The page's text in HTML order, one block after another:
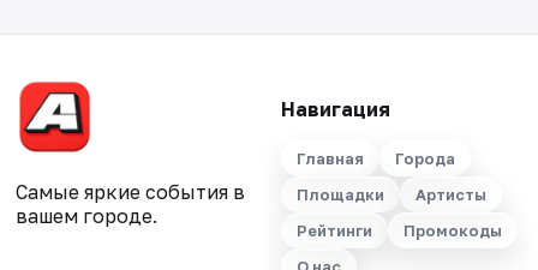
Самые яркие события в
вашем городе.
Навигация
Главная
Города
Площадки
Артисты
Рейтинги
Промокоды